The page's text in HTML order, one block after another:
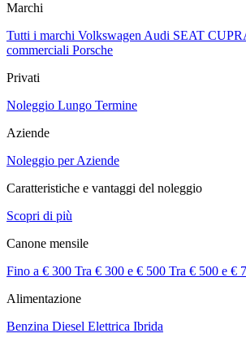
Marchi
Tutti i marchi Volkswagen Audi SEAT
commerciali Porsche
Privati
Noleggio Lungo Termine
Aziende
Noleggio per Aziende
Caratteristiche e vantaggi del noleggio
Scopri di più
Canone mensile
Fino a € 300 Tra € 300 e € 500 Tra € 500 e €
Alimentazione
Benzina Diesel Elettrica Ibrida